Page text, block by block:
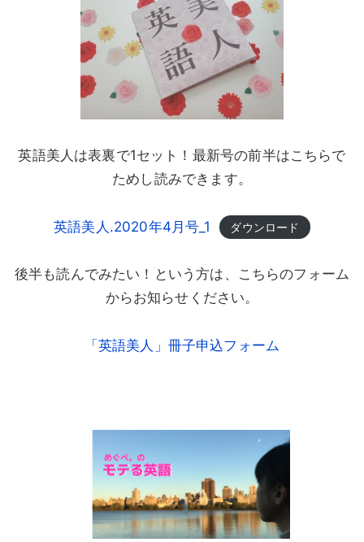
英語美人は表裏で1セット！最新号の前半はこちらで
ためし読みできます。
英語美人.2020年4月号_1 ダウンロード
後半も読んでみたい！という方は、こちらのフォーム
からお知らせください。
「英語美人」冊子申込フォーム